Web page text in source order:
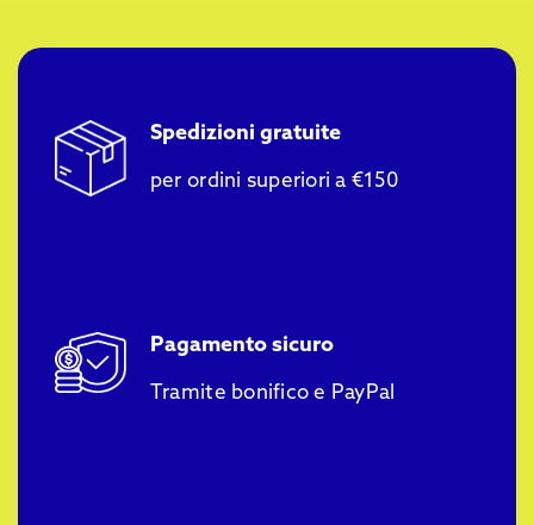
Spedizioni gratuite
per ordini superiori a €150
Pagamento sicuro
Tramite bonifico e PayPal